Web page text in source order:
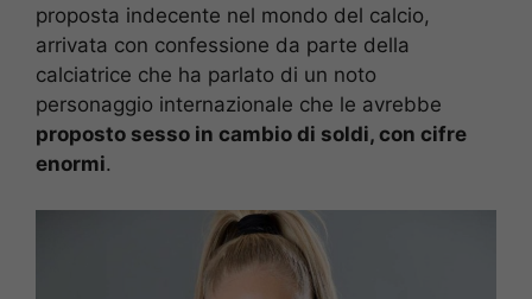
proposta indecente nel mondo del calcio,
arrivata con confessione da parte della
calciatrice che ha parlato di un noto
personaggio internazionale che le avrebbe
proposto sesso in cambio di soldi, con cifre
enormi.